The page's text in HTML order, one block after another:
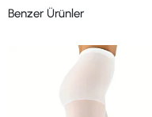
Benzer Ürünler